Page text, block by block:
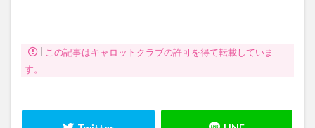
この記事はキャロットクラブの許可を得て転載していま
す。